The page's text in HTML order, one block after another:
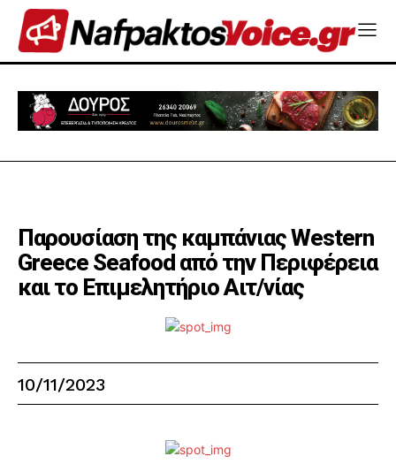
Παρουσίαση της καμπάνιας Western
Greece Seafood από την Περιφέρεια
και το Επιμελητήριο Αιτ/νίας
10/11/2023